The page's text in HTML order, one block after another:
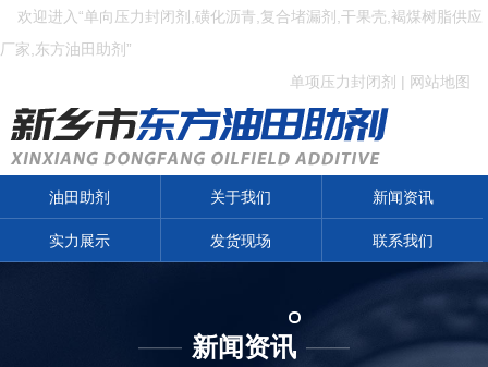
欢迎进入“单向压力封闭剂,磺化沥青,复合堵漏剂,干果壳,褐煤树脂供应
厂家,东方油田助剂”
单项压力封闭剂 | 网站地图
油田助剂 关于我们 新闻资讯
实力展示 发货现场 联系我们
—— 新闻资讯 ——